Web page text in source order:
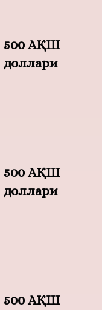
500 АҚШ
доллари
500 АҚШ
доллари
500 АҚШ